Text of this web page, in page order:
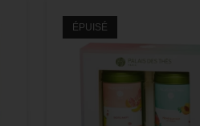
ÉPUISÉ